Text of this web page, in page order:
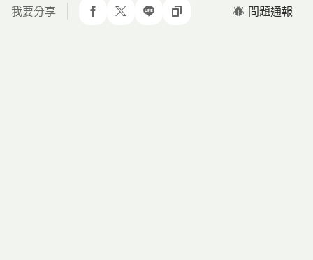
我要分享 分享到 facebook
分享到 twitter
分享到 line複製網址 問題通報